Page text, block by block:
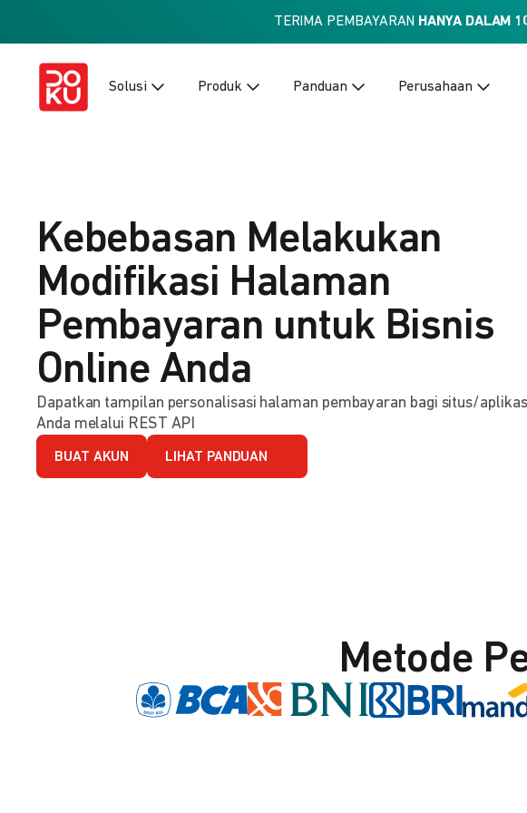
TERIMA PEMBAYARAN HANYA DALAM
Solusi Produk Panduan Perusahaan
Kebebasan Melakukan
Modifikasi Halaman
Pembayaran untuk Bisnis
Online Anda
Dapatkan tampilan personalisasi halaman pembayaran bagi situs/
Anda melalui REST API
BUAT AKUN LIHAT PANDUAN
Metode